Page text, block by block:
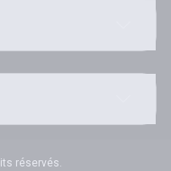
réservés.